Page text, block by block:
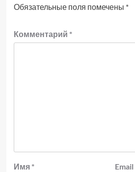
Обязательные поля помечены *
Комментарий *
Имя * Email